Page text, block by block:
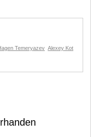
Temeryazev Alexey Kot